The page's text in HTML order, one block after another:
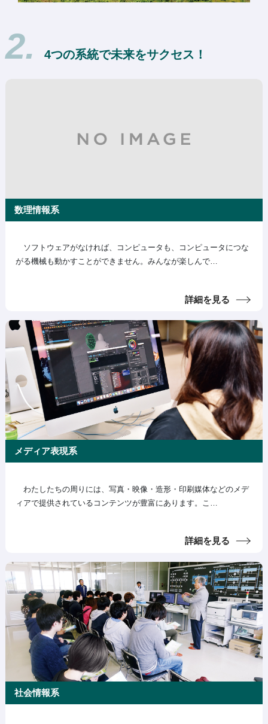
2. 4つの系統で未来をサクセス！
数理情報系
ソフトウェアがなければ、コンピュータも、コンピュータにつな
がる機械も動かすことができません。みんなが楽しんで…
詳細を見る
メディア表現系
わたしたちの周りには、写真・映像・造形・印刷媒体などのメデ
ィアで提供されているコンテンツが豊富にあります。こ…
詳細を見る
社会情報系